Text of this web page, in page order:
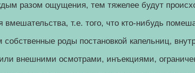
разом ощущения, тем тяжелее будут
вмешательства, т.е. того, что кто-нибудь
собственные роды постановкой капельниц,
внешними осмотрами, инъекциями,